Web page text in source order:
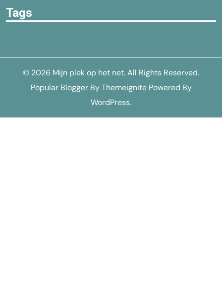
Tags
© 2026 Mijn plek op het net. All Rights Reserved.
Popular BloggerByThemeignitePowered By
WordPress.